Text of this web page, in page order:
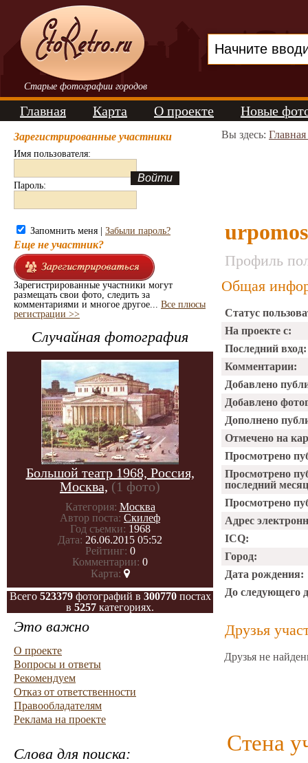
Старые фотографии городов
Главная Карта О проекте Новые
Зарегистрированные участники
Имя пользователя:
Пароль:
Запомнить меня | Забыли пароль?
Еще не участник?
Зарегистрированные участники могут
размещать свои фото, следить за
комментариями и многое другое... Все плюсы
регистрации >>
Случайная фотография
Большой театр 1968, Россия,
Москва, (1 фото)
Категория: Москва
Автор поста: Скилеф
Год съемки: 1968
Дата: 26.06.2015 05:52
Рейтинг: 0
Комментарии: 0
Карта:
Всего 523379фотографий в 300770постах
в 5257 категориях.
Это важно
О проекте
Вопросы и ответы
Рекомендуем
Отказ от ответственности
Правообладателям
Реклама на проекте
Слова для поиска:
Вы здесь:
Профиль
Общая
Статус
На проекте с:
Последний вход:
Комментарии:
Добавлено
Добавлено
Дополнено
Отмечено на
Просмотрено
Просмотрено
последний
Просмотрено
Адрес
ICQ:
Город:
Дата рождения:
До следующего
Друзья
Друзья не
Стена